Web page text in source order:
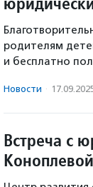
родителям
и бесплатно
Новости ·
Встреча с
Коноплевой